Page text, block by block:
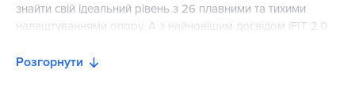
знайти свій ідеальний рівень з 26 плавними та тихими
налаштуваннями опору. А з найновішим досвідом iFIT 2.0
створеним спеціально для вас.
Розгорнути